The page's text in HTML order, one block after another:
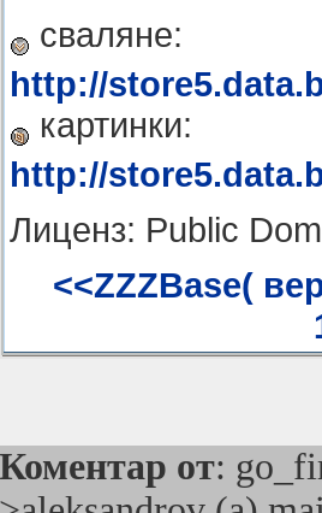
сваляне:
http://
картинки:
http://
Лиценз: Public
<<ZZZBase(
Коментар от: